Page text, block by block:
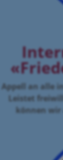
Appell an alle
Leistet
können wir